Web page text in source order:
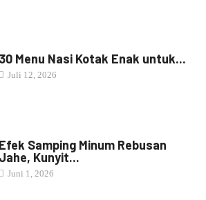
30 Menu Nasi Kotak Enak untuk...
Juli 12, 2026
Efek Samping Minum Rebusan
Jahe, Kunyit...
Juni 1, 2026